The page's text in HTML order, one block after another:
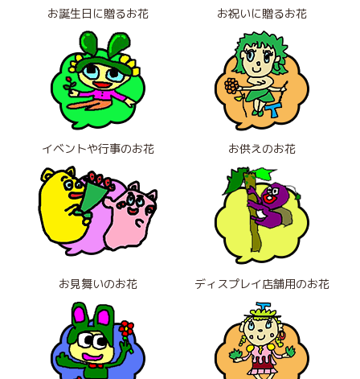
お誕生日に贈るお花 お祝いに贈るお花
イベントや行事のお花 お供えのお花
お見舞いのお花 ディスプレイ店舗用のお花